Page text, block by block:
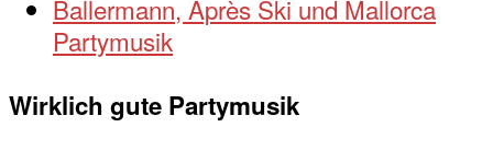
Ballermann, Après Ski und Mallorca
Partymusik
Wirklich gute Partymusik